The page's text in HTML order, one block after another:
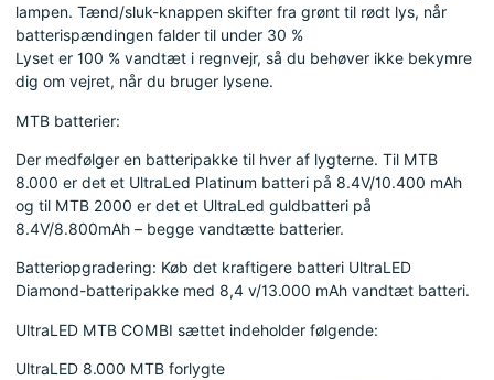
lampen. Tænd/sluk-knappen skifter fra grønt til rødt lys, når
batterispændingen falder til under 30 %
Lyset er 100 % vandtæt i regnvejr, så du behøver ikke bekymre
dig om vejret, når du bruger lysene.
MTB batterier:
Der medfølger en batteripakke til hver af lygterne. Til MTB
8.000 er det et UltraLed Platinum batteri på 8.4V/10.400 mAh
og til MTB 2000 er det et UltraLed guldbatteri på
8.4V/8.800mAh – begge vandtætte batterier.
Batteriopgradering: Køb det kraftigere batteri UltraLED
Diamond-batteripakke med 8,4 v/13.000 mAh vandtæt batteri.
UltraLED MTB COMBI sættet indeholder følgende:
UltraLED 8.000 MTB forlygte